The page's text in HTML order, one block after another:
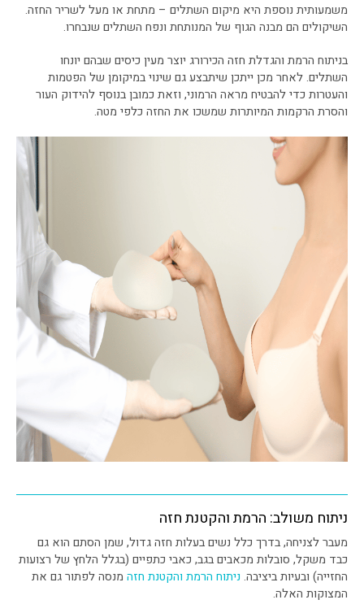
משמעותית נוספת היא מיקום השתלים – מתחת או מעל לשריר החזה.
השיקולים הם מבנה הגוף של המנותחת ונפח השתלים שנבחרו.
בניתוח הרמת והגדלת חזה הכירורג יוצר מעין כיסים שבהם יונחו
השתלים. לאחר מכן ייתכן שיתבצע גם שינוי במיקומן של הפטמות
והעטרות כדי להבטיח מראה הרמוני, וזאת כמובן בנוסף להידוק העור
והסרת הרקמות המיותרות שמשכו את החזה כלפי מטה.
ניתוח משולב: הרמת והקטנת חזה
מעבר לצניחה, בדרך כלל נשים בעלות חזה גדול, שמן הסתם הוא גם
כבד משקל, סובלות מכאבים בגב, כאבי כתפיים (בגלל הלחץ של רצועות
החזייה) ובעיות ביציבה. ניתוח הרמת והקטנת חזה מנסה לפתור גם את
המצוקות האלה.